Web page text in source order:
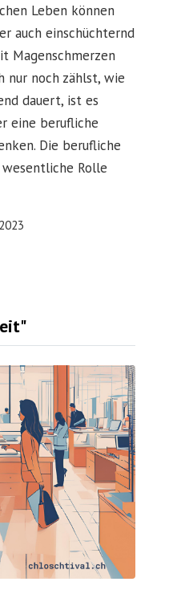
Leben können
auch einschüchternd
Magenschmerzen
nur noch zählst, wie
dauert, ist es
eine berufliche
Die berufliche
Rolle